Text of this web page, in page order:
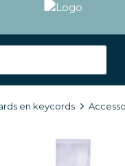
en keycords